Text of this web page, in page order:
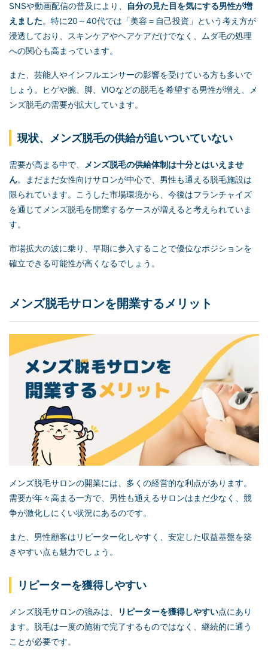
SNSや動画配信の普及により、
自分の見た目を気にする男性が増
えました。特に20～40代では「美容＝自己投資」という考え方が
浸透しており、スキンケアやヘアケアだけでなく、ムダ毛の処理
への関心も高まっています。
また、芸能人やインフルエンサーの影響を受けている方も多いで
しょう。ヒゲや腕、脚、VIOなどの脱毛を希望する男性が増え、メ
ンズ脱毛の需要が拡大しています。
現状、メンズ脱毛の供給が追いついていない
需要が高まる中で、
メンズ脱毛の供給体制は十分とはいえませ
ん。まだまだ女性向けサロンが中心で、男性も通える脱毛施設は
限られています。こうした市場環境から、今後はフランチャイズ
を通じてメンズ脱毛を開業するケースが増えると考えられていま
す。
市場拡大の波に乗り、早期に参入することで優位なポジションを
確立できる可能性が高くなるでしょう。
メンズ脱毛サロンを開業するメリット
メンズ脱毛サロンの開業には、多くの経営的な利点があります。
需要が年々高まる一方で、男性も通えるサロンはまだ少なく、競
争が激化しにくい状況にあるのです。
また、男性顧客はリピーター化しやすく、安定した収益基盤を築
きやすい点も魅力でしょう。
リピーターを獲得しやすい
メンズ脱毛サロンの強みは、 リピーターを獲得しやすい点にあり
ます。脱毛は一度の施術で完了するものではなく、継続的に通う
ことが必要です。